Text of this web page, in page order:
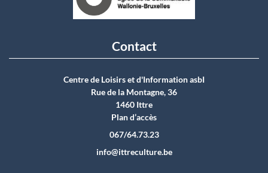
Contact
Centre de Loisirs et d'Information asbI
Rue de la Montagne, 36
1460 Ittre
Plan d’accès
067/64.73.23
info@ittreculture.be